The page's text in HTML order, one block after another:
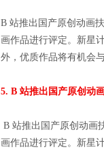
B 站推出国产原创动画
画作品进行评定。新星
外，优质作品将有机会
5. B 站推出国产原创动
B 站推出国产原创动画
画作品进行评定。新星